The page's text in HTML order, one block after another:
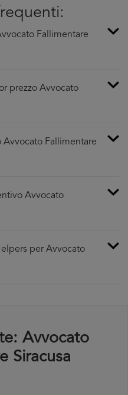
Fallimentare
prezzo Avvocato
Avvocato Fallimentare
Avvocato
per Avvocato
Avvocato
Siracusa